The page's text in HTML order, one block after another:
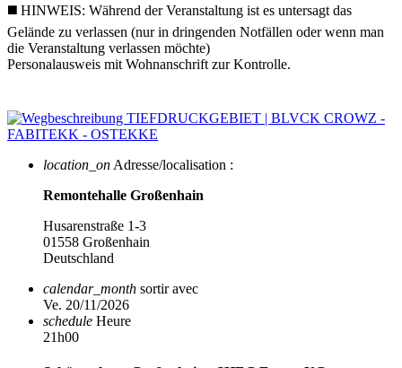
◼️ HINWEIS: Während der Veranstaltung ist es untersagt das
Gelände zu verlassen (nur in dringenden Notfällen oder wenn man
die Veranstaltung verlassen möchte)
Personalausweis mit Wohnanschrift zur Kontrolle.
location_on Adresse/localisation :
Remontehalle Großenhain
Husarenstraße 1-3
01558 Großenhain
Deutschland
calendar_month sortir avec
Ve. 20/11/2026
schedule Heure
21h00